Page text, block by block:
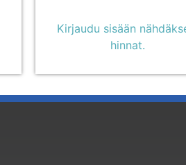
Kirjaudu sisään
hinnat.